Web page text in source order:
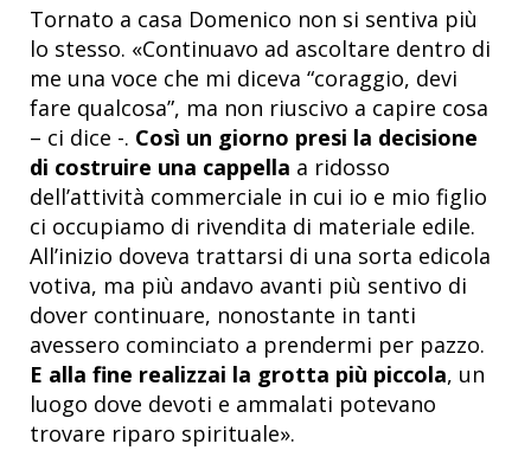
Tornato a casa Domenico non si sentiva più
lo stesso. «Continuavo ad ascoltare dentro di
me una voce che mi diceva “coraggio, devi
fare qualcosa”, ma non riuscivo a capire cosa
– ci dice -. Così un giorno presi la decisione
di costruire una cappella a ridosso
dell’attività commerciale in cui io e mio figlio
ci occupiamo di rivendita di materiale edile.
All’inizio doveva trattarsi di una sorta edicola
votiva, ma più andavo avanti più sentivo di
dover continuare, nonostante in tanti
avessero cominciato a prendermi per pazzo.
E alla fine realizzai la grotta più piccola, un
luogo dove devoti e ammalati potevano
trovare riparo spirituale».